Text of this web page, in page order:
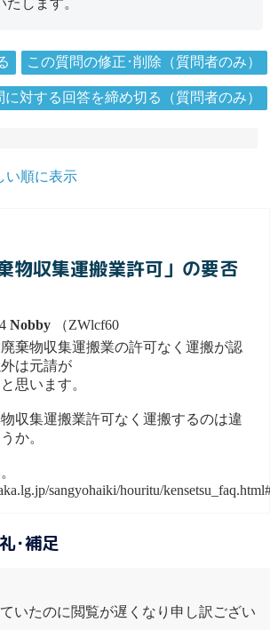
します。
この質問の修正･削除（質問者のみ）
に対する回答を締め切る（質問者のみ）
い順に表示
物収集運搬業許可」の要否
Nobby （ZWlcf60
廃棄物収集運搬業の許可なく運搬が認
は元請が
思います。
収集運搬業許可なく運搬するのは違
か。
sangyohaiki/houritu/
･補足
いたのに閲覧が遅くなり申し訳ござい